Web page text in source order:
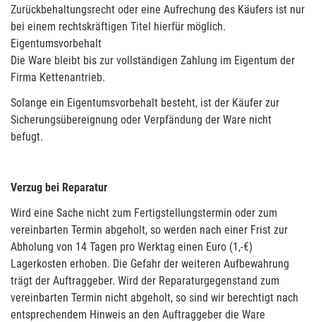
Zurückbehaltungsrecht oder eine Aufrechung des Käufers ist nur
bei einem rechtskräftigen Titel hierfür möglich.
Eigentumsvorbehalt
Die Ware bleibt bis zur vollständigen Zahlung im Eigentum der
Firma Kettenantrieb.
Solange ein Eigentumsvorbehalt besteht, ist der Käufer zur
Sicherungsübereignung oder Verpfändung der Ware nicht
befugt.
Verzug bei Reparatur
Wird eine Sache nicht zum Fertigstellungstermin oder zum
vereinbarten Termin abgeholt, so werden nach einer Frist zur
Abholung von 14 Tagen pro Werktag einen Euro (1,-€)
Lagerkosten erhoben. Die Gefahr der weiteren Aufbewahrung
trägt der Auftraggeber. Wird der Reparaturgegenstand zum
vereinbarten Termin nicht abgeholt, so sind wir berechtigt nach
entsprechendem Hinweis an den Auftraggeber die Ware